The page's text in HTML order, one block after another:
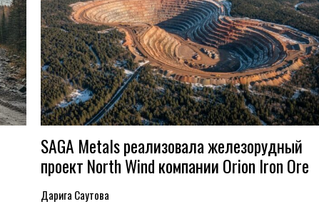
SAGA Metals реализовала железорудный
проект North Wind компании Orion Iron Ore
Дарига Саутова